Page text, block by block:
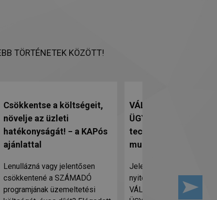
TÖRTÉNETEK KÖZÖTT!
Csökkentse a költségeit,
növelje az üzleti
hatékonyságát! − a KAPós
ajánlattal
Lenullázná vagy jelentősen
csökkentené a SZÁMADÓ
programjának üzemeltetési
ÜGYVITELI
technikai támogató
munkatársat
Jelentkezz hozzánk az
nyitott pozícióba:
VÁLLALATIRÁNYÍTÁSI-